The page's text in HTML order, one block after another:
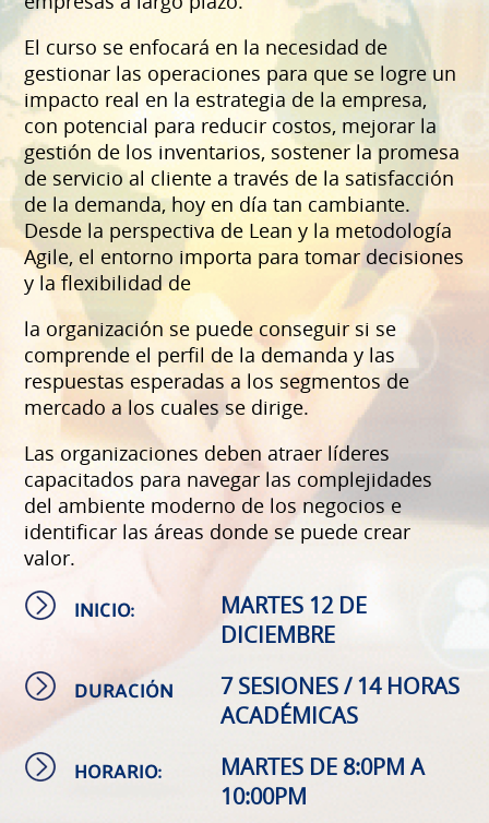
El curso se enfocará en la necesidad de
gestionar las operaciones para que se logre un
impacto real en la estrategia de la empresa,
con potencial para reducir costos, mejorar la
gestión de los inventarios, sostener la promesa
de servicio al cliente a través de la satisfacción
de la demanda, hoy en día tan cambiante.
Desde la perspectiva de Lean y la metodología
Agile, el entorno importa para tomar decisiones
y la flexibilidad de
la organización se puede conseguir si se
comprende el perfil de la demanda y las
respuestas esperadas a los segmentos de
mercado a los cuales se dirige.
Las organizaciones deben atraer líderes
capacitados para navegar las complejidades
del ambiente moderno de los negocios e
identificar las áreas donde se puede crear
valor.
INICIO:
MARTES 12 DE
DICIEMBRE
DURACIÓN
7 SESIONES / 14 HORAS
ACADÉMICAS
HORARIO:
MARTES DE 8:0PM A
10:00PM